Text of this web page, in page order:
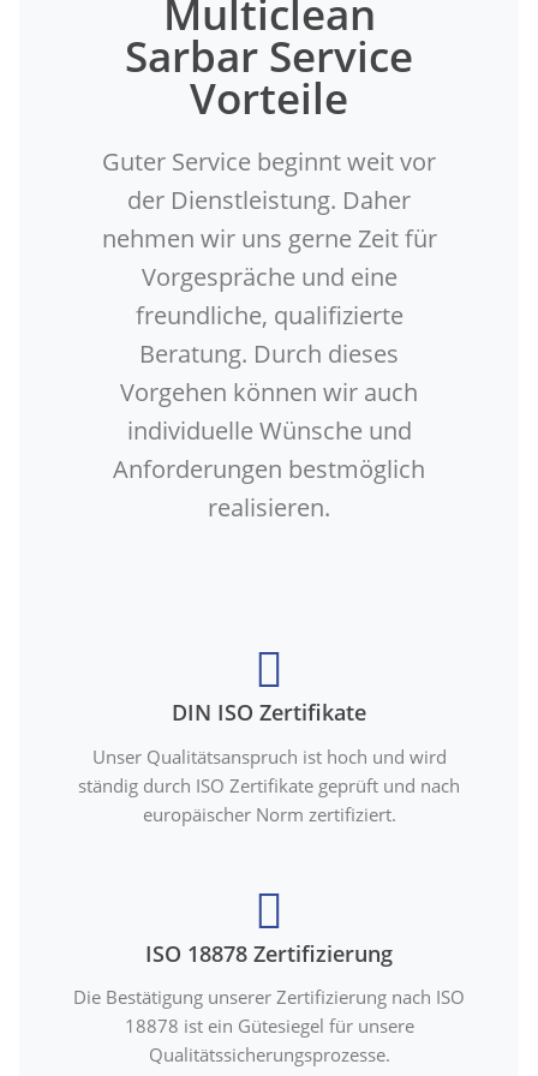
Multiclean
Sarbar Service
Vorteile
Guter Service beginnt weit vor
der Dienstleistung. Daher
nehmen wir uns gerne Zeit für
Vorgespräche und eine
freundliche, qualifizierte
Beratung. Durch dieses
Vorgehen können wir auch
individuelle Wünsche und
Anforderungen bestmöglich
realisieren.
DIN ISO Zertifikate
Unser Qualitätsanspruch ist hoch und wird
ständig durch ISO Zertifikate geprüft und nach
europäischer Norm zertifiziert.
ISO 18878 Zertifizierung
Die Bestätigung unserer Zertifizierung nach ISO
18878 ist ein Gütesiegel für unsere
Qualitätssicherungsprozesse.